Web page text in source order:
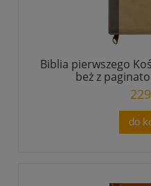
Biblia pierwszego
beż z
do